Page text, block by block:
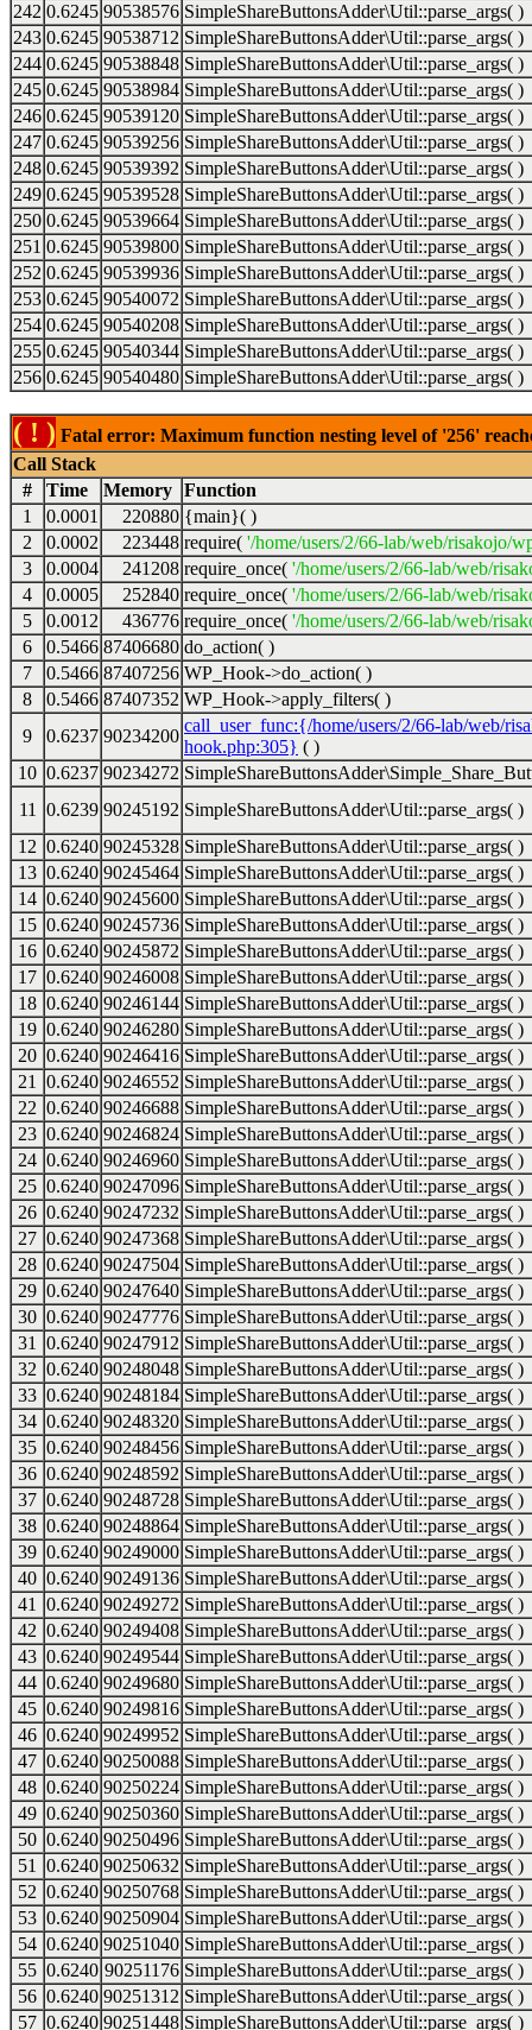
242 0.6245 90538576 SimpleShareButtonsAdder\Util::parse_args( )
243 0.6245 90538712 SimpleShareButtonsAdder\Util::parse_args( )
244 0.6245 90538848 SimpleShareButtonsAdder\Util::parse_args( )
245 0.6245 90538984 SimpleShareButtonsAdder\Util::parse_args( )
246 0.6245 90539120 SimpleShareButtonsAdder\Util::parse_args( )
247 0.6245 90539256 SimpleShareButtonsAdder\Util::parse_args( )
248 0.6245 90539392 SimpleShareButtonsAdder\Util::parse_args( )
249 0.6245 90539528 SimpleShareButtonsAdder\Util::parse_args( )
250 0.6245 90539664 SimpleShareButtonsAdder\Util::parse_args( )
251 0.6245 90539800 SimpleShareButtonsAdder\Util::parse_args( )
252 0.6245 90539936 SimpleShareButtonsAdder\Util::parse_args( )
253 0.6245 90540072 SimpleShareButtonsAdder\Util::parse_args( )
254 0.6245 90540208 SimpleShareButtonsAdder\Util::parse_args( )
255 0.6245 90540344 SimpleShareButtonsAdder\Util::parse_args( )
256 0.6245 90540480 SimpleShareButtonsAdder\Util::parse_args( )
( ! ) Fatal error: Maximum function nesting level of '256'
Call Stack
#
Time Memory Function
1
0.0001 220880 {main}( )
2
0.0002 223448 require( '/home/users/2/66-lab/web/risakojo/
3
0.0004 241208 require_once( '/home/users/2/66-lab/web/
4
0.0005 252840 require_once( '/home/users/2/66-lab/web/
5
0.0012 436776 require_once( '/home/users/2/66-lab/web/
6
0.5466 87406680 do_action( )
7
0.5466 87407256 WP_Hook->do_action( )
8
0.5466 87407352 WP_Hook->apply_filters( )
9
0.6237 90234200
call_user_func:{/home/users/2/66-lab/web/
hook.php:305} ( )
10 0.6237 90234272
11
0.6239 90245192 SimpleShareButtonsAdder\Util::parse_args( )
12 0.6240 90245328 SimpleShareButtonsAdder\Util::parse_args( )
13 0.6240 90245464 SimpleShareButtonsAdder\Util::parse_args( )
14 0.6240 90245600 SimpleShareButtonsAdder\Util::parse_args( )
15 0.6240 90245736 SimpleShareButtonsAdder\Util::parse_args( )
16 0.6240 90245872 SimpleShareButtonsAdder\Util::parse_args( )
17 0.6240 90246008 SimpleShareButtonsAdder\Util::parse_args( )
18 0.6240 90246144 SimpleShareButtonsAdder\Util::parse_args( )
19 0.6240 90246280 SimpleShareButtonsAdder\Util::parse_args( )
20 0.6240 90246416 SimpleShareButtonsAdder\Util::parse_args( )
21
0.6240 90246552 SimpleShareButtonsAdder\Util::parse_args( )
22 0.6240 90246688 SimpleShareButtonsAdder\Util::parse_args( )
23 0.6240 90246824 SimpleShareButtonsAdder\Util::parse_args( )
24 0.6240 90246960 SimpleShareButtonsAdder\Util::parse_args( )
25 0.6240 90247096 SimpleShareButtonsAdder\Util::parse_args( )
26 0.6240 90247232 SimpleShareButtonsAdder\Util::parse_args( )
27 0.6240 90247368 SimpleShareButtonsAdder\Util::parse_args( )
28 0.6240 90247504 SimpleShareButtonsAdder\Util::parse_args( )
29 0.6240 90247640 SimpleShareButtonsAdder\Util::parse_args( )
30 0.6240 90247776 SimpleShareButtonsAdder\Util::parse_args( )
31
0.6240 90247912 SimpleShareButtonsAdder\Util::parse_args( )
32 0.6240 90248048 SimpleShareButtonsAdder\Util::parse_args( )
33 0.6240 90248184 SimpleShareButtonsAdder\Util::parse_args( )
34 0.6240 90248320 SimpleShareButtonsAdder\Util::parse_args( )
35 0.6240 90248456 SimpleShareButtonsAdder\Util::parse_args( )
36 0.6240 90248592 SimpleShareButtonsAdder\Util::parse_args( )
37 0.6240 90248728 SimpleShareButtonsAdder\Util::parse_args( )
38 0.6240 90248864 SimpleShareButtonsAdder\Util::parse_args( )
39 0.6240 90249000 SimpleShareButtonsAdder\Util::parse_args( )
40 0.6240 90249136 SimpleShareButtonsAdder\Util::parse_args( )
41
0.6240 90249272 SimpleShareButtonsAdder\Util::parse_args( )
42 0.6240 90249408 SimpleShareButtonsAdder\Util::parse_args( )
43 0.6240 90249544 SimpleShareButtonsAdder\Util::parse_args( )
44 0.6240 90249680 SimpleShareButtonsAdder\Util::parse_args( )
45 0.6240 90249816 SimpleShareButtonsAdder\Util::parse_args( )
46 0.6240 90249952 SimpleShareButtonsAdder\Util::parse_args( )
47 0.6240 90250088 SimpleShareButtonsAdder\Util::parse_args( )
48 0.6240 90250224 SimpleShareButtonsAdder\Util::parse_args( )
49 0.6240 90250360 SimpleShareButtonsAdder\Util::parse_args( )
50 0.6240 90250496 SimpleShareButtonsAdder\Util::parse_args( )
51
0.6240 90250632 SimpleShareButtonsAdder\Util::parse_args( )
52 0.6240 90250768 SimpleShareButtonsAdder\Util::parse_args( )
53 0.6240 90250904 SimpleShareButtonsAdder\Util::parse_args( )
54 0.6240 90251040 SimpleShareButtonsAdder\Util::parse_args( )
55 0.6240 90251176 SimpleShareButtonsAdder\Util::parse_args( )
56 0.6240 90251312 SimpleShareButtonsAdder\Util::parse_args( )
57 0.6240 90251448 SimpleShareButtonsAdder\Util::parse_args( )